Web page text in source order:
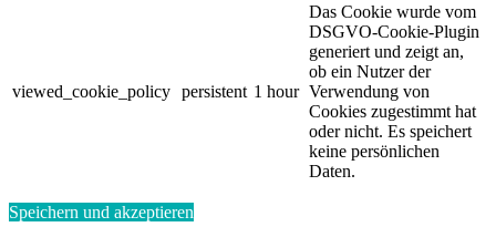
viewed_cookie_policy persistent 1 hour
Das Cookie wurde vom
DSGVO-Cookie-Plugin
generiert und zeigt an,
ob ein Nutzer der
Verwendung von
Cookies zugestimmt hat
oder nicht. Es speichert
keine persönlichen
Daten.
Speichern und akzeptieren